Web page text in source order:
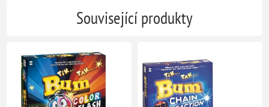
Související produkty